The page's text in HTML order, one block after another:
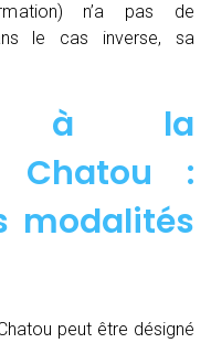
n’a pas de
le cas inverse, sa
à la
Chatou :
modalités
peut être désigné